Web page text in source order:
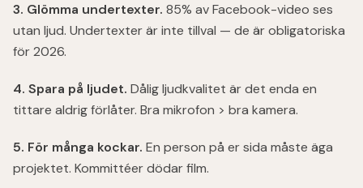
3. Glömma undertexter. 85% av Facebook-video ses
utan ljud. Undertexter är inte tillval — de är obligatoriska
för 2026.
4. Spara på ljudet. Dålig ljudkvalitet är det enda en
tittare aldrig förlåter. Bra mikrofon > bra kamera.
5. För många kockar. En person på er sida måste äga
projektet. Kommittéer dödar film.